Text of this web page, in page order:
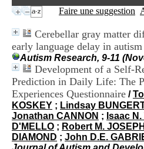
Faire une suggestion
Cerebellar gray matter
early language delay in autism
Autism Research, 9-11
Development of a Self-
Prediction in Daily Life: The
Experiences Questionnaire /
KOSKEY ; Lindsay
Jonathan CANNON ; Isaac
D'MELLO ; Robert M. JOSEPH
DIAMOND ; John D.E.
e
t
e
D
o
c
u
m
e
n
t
a
t